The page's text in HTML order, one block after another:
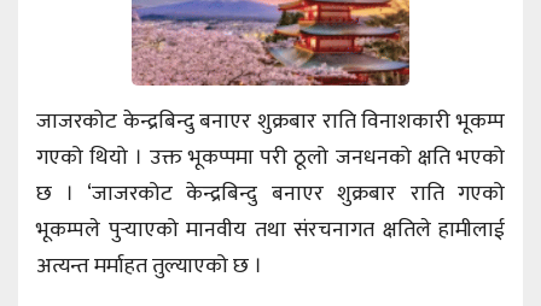
जाजरकोट केन्द्रबिन्दु बनाएर शुक्रबार राति विनाशकारी भूकम्प
गएको थियो । उक्त भूकप्पमा परी ठूलो जनधनको क्षति भएको
छ । ‘जाजरकोट केन्द्रबिन्दु बनाएर शुक्रबार राति गएको
भूकम्पले पुर्‍याएको मानवीय तथा संरचनागत क्षतिले हामीलाई
अत्यन्त मर्माहत तुल्याएको छ ।